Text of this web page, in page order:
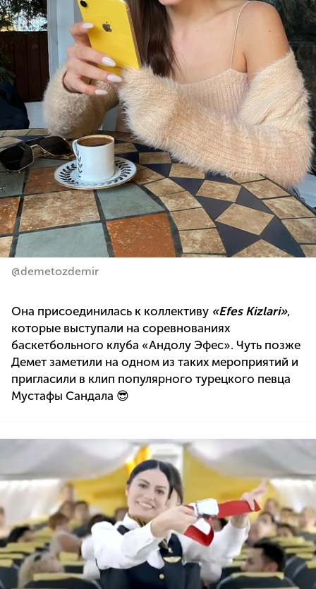
@demetozdemir
Она присоединилась к коллективу «Efes Kizlari»,
которые выступали на соревнованиях
баскетбольного клуба «Андолу Эфес». Чуть позже
Демет заметили на одном из таких мероприятий и
пригласили в клип популярного турецкого певца
Мустафы Сандала 😎